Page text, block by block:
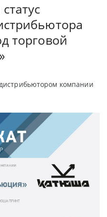
торговой
компании